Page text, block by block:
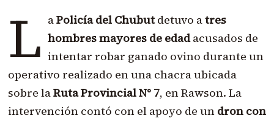
L aPolicía del Chubutdetuvo atres
hombres mayores de edadacusados de
intentar robar ganado ovino durante un
operativo realizado en una chacra ubicada
sobre laRuta Provincial N° 7, en Rawson. La
intervención contó con el apoyo de un dron con